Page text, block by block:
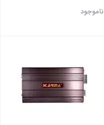
ناموجود